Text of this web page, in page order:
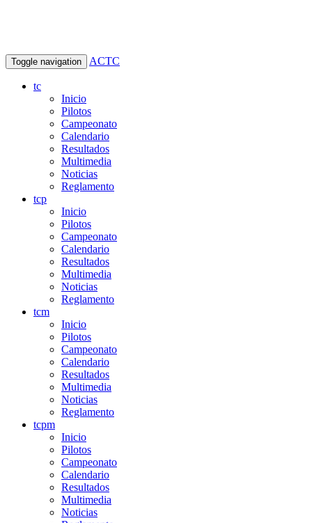
Toggle navigation ACTC
tc
Inicio
Pilotos
Campeonato
Calendario
Resultados
Multimedia
Noticias
Reglamento
tcp
Inicio
Pilotos
Campeonato
Calendario
Resultados
Multimedia
Noticias
Reglamento
tcm
Inicio
Pilotos
Campeonato
Calendario
Resultados
Multimedia
Noticias
Reglamento
tcpm
Inicio
Pilotos
Campeonato
Calendario
Resultados
Multimedia
Noticias